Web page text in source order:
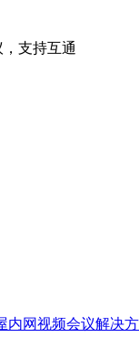
支持互通
内网视频会议解决